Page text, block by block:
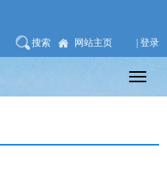
搜索 网站主页 | 登录